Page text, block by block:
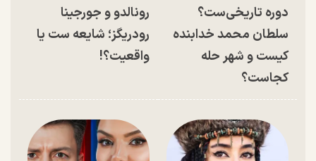
دوره تاریخی‌ست؟
سلطان محمد خدابنده
کیست و شهر حله
کجاست؟
رونالدو و جورجینا
رودریگز؛ شایعه ست یا
واقعیت؟!